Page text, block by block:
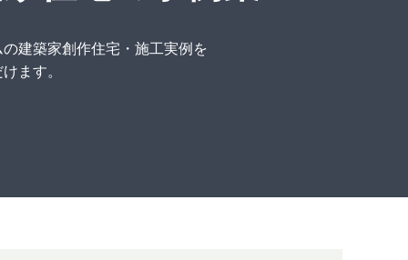
建築家創作住宅・施工実例を
ます。